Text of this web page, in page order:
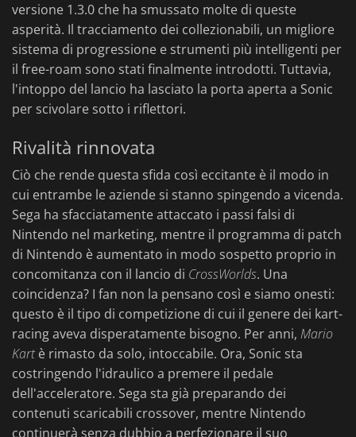
versione 1.3.0 che ha smussato molte di queste
asperità. Il tracciamento dei collezionabili, un migliore
sistema di progressione e strumenti più intelligenti per
il free-roam sono stati finalmente introdotti. Tuttavia,
l'intoppo del lancio ha lasciato la porta aperta a Sonic
per scivolare sotto i riflettori.
Rivalità rinnovata
Ciò che rende questa sfida così eccitante è il modo in
cui entrambe le aziende si stanno spingendo a vicenda.
Sega ha sfacciatamente attaccato i passi falsi di
Nintendo nel marketing, mentre il programma di patch
di Nintendo è aumentato in modo sospetto proprio in
concomitanza con il lancio di CrossWorlds. Una
coincidenza? I fan non la pensano così e siamo onesti:
questo è il tipo di competizione di cui il genere dei kart-
racing aveva disperatamente bisogno. Per anni, Mario
Kartè rimasto da solo, intoccabile. Ora, Sonic sta
costringendo l'idraulico a premere il pedale
dell'acceleratore. Sega sta già preparando dei
contenuti scaricabili crossover, mentre Nintendo
continuerà senza dubbio a perfezionare il suo